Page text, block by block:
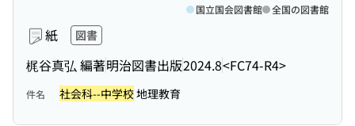
紙 図書
梶谷真弘 編著明治図書出版2024.8<FC74-R4>
国立国会図書館 全国の図書館
件名 社会科--中学校地理教育